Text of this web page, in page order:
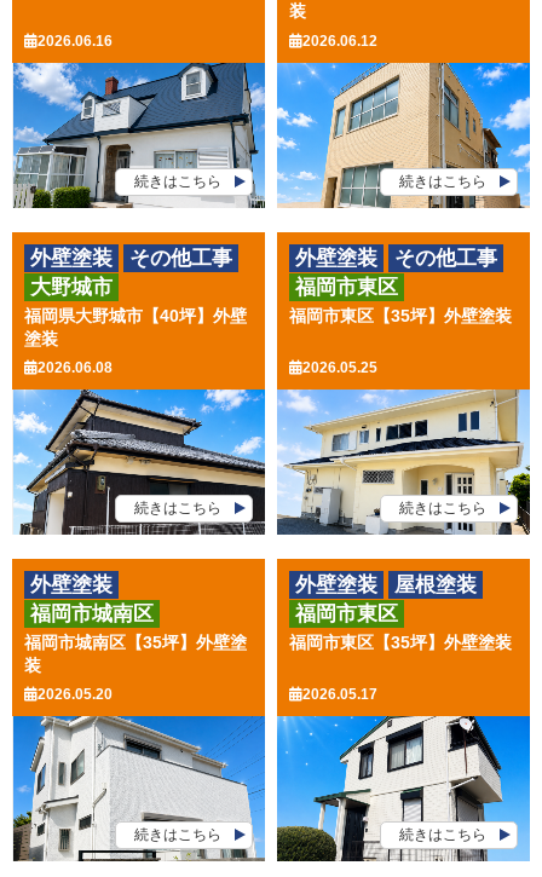
2026.06.16
続きはこちら
装
2026.06.12
続きはこちら
福岡県大野城市【40坪】外壁
塗装
2026.06.08
続きはこちら
外壁塗装
その他工事
大野城市
福岡市東区【35坪】外壁塗装
2026.05.25
続きはこちら
外壁塗装
その他工事
福岡市東区
福岡市城南区【35坪】外壁塗
装
2026.05.20
続きはこちら
外壁塗装
福岡市城南区
福岡市東区【35坪】外壁塗装
2026.05.17
続きはこちら
外壁塗装
屋根塗装
その他工事
福岡市東区